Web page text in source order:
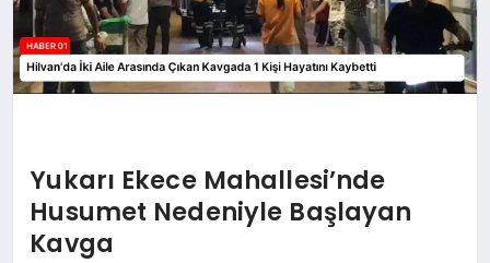
Yukarı Ekece Mahallesi’nde
Husumet Nedeniyle Başlayan
Kavga